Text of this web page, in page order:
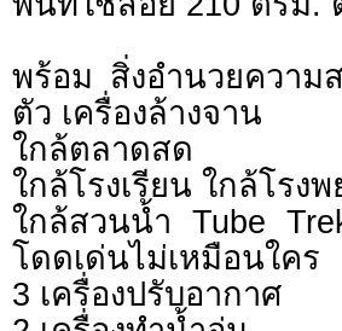
พร้อม สิ่งอำนวยความ
ตัว เครื่องล้างจาน
ใกล้ตลาดสด
ใกล้โรงเรียน ใกล้โรง
ใกล้สวนน้ำ Tube
โดดเด่นไม่เหมือนใคร
3 เครื่องปรับอากาศ